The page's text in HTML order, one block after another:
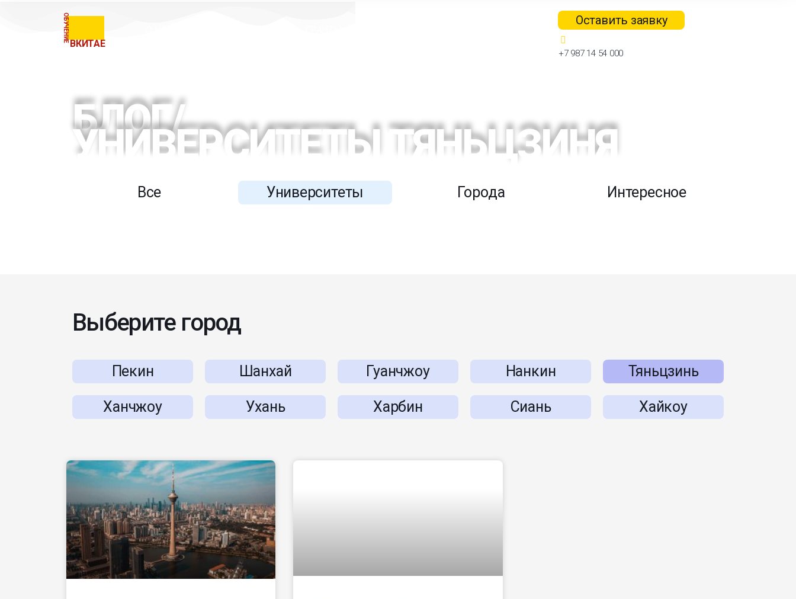
ОБУЧЕНИЕ
ВКИТАЕ
Оставить заявку
+7 987 14 54 000
БЛОГ/
УНИВЕРСИТЕТЫ ТЯНЬЦЗИНЯ
Все Университеты Города Интересное
Выберите город
Пекин Шанхай Гуанчжоу Нанкин Тяньцзинь
Ханчжоу Ухань Харбин Сиань Хайкоу